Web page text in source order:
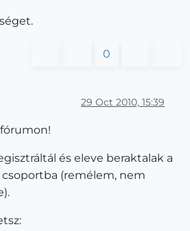
0
29 Oct 2010, 15:39
fórumon!
és eleve beraktalak a
(remélem, nem